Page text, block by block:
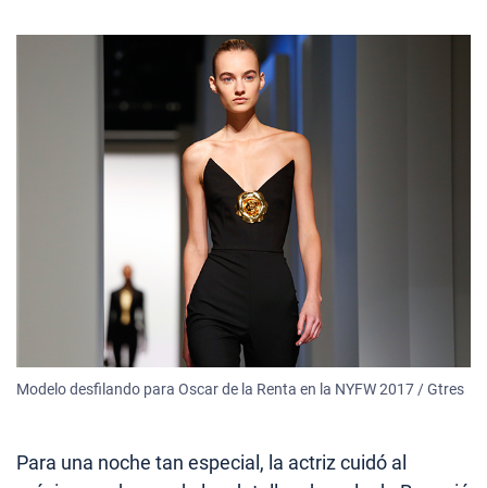
Modelo desfilando para Oscar de la Renta en la NYFW 2017 / Gtres
Para una noche tan especial, la actriz cuidó al